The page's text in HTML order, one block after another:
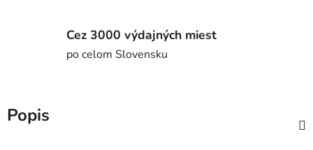
Cez 3000 výdajných miest
po celom Slovensku
Popis